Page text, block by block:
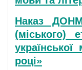
Наказ
(міського)
році»